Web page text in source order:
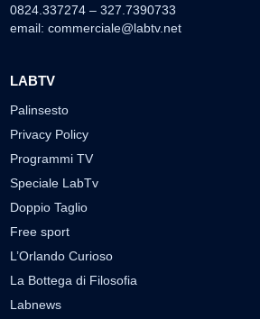
0824.337274 – 327.7390733
email: commerciale@labtv.net
LABTV
Palinsesto
Privacy Policy
Programmi TV
Speciale LabTv
Doppio Taglio
Free sport
L’Orlando Curioso
La Bottega di Filosofia
Labnews